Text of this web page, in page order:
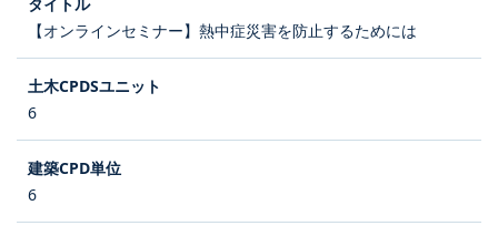
【オンラインセミナー】熱中症災害を防止するためには
6
6